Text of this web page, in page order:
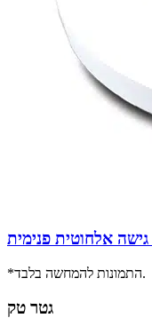
*התמונות להמחשה בלבד.
גטר טק